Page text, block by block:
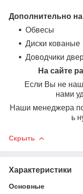
Дополнительно
Обвесы
Диски кованые
Доводчики
На сайте
Если Вы не
нами
Наши менеджера
ь
Скрыть
Характеристики
Основные